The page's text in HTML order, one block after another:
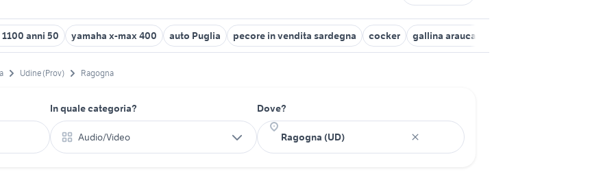
anni 50 yamaha x-max 400 auto Puglia pecore in vendita sardegna cocker gallina araucana animali
Udine (Prov) Ragogna
In quale categoria?
Audio/Video
Dove?